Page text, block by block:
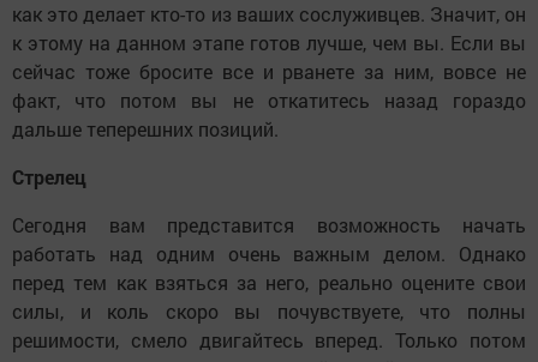
как это делает кто-то из ваших сослуживцев. Значит, он
к этому на данном этапе готов лучше, чем вы. Если вы
сейчас тоже бросите все и рванете за ним, вовсе не
факт, что потом вы не откатитесь назад гораздо
дальше теперешних позиций.
Стрелец
Сегодня вам представится возможность начать
работать над одним очень важным делом. Однако
перед тем как взяться за него, реально оцените свои
силы, и коль скоро вы почувствуете, что полны
решимости, смело двигайтесь вперед. Только потом